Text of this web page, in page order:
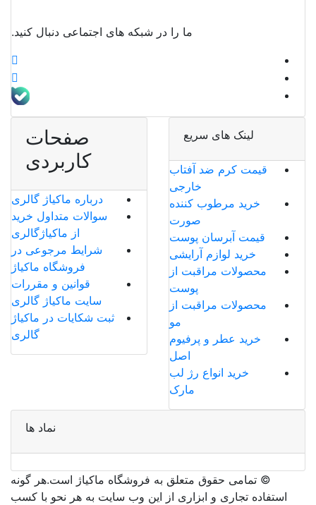
ما را در شبکه های اجتماعی دنبال کنید.
لینک های سریع
قیمت کرم ضد آفتاب
خارجی
خرید مرطوب کننده
صورت
قیمت آبرسان پوست
خرید لوازم آرایشی
محصولات مراقبت از
پوست
محصولات مراقبت از
مو
خرید عطر و پرفیوم
اصل
خرید انواع رژ لب
مارک
صفحات
کاربردی
درباره ماکیاژ گالری
سوالات متداول خرید
از ماکیاژگالری
شرایط مرجوعی در
فروشگاه ماکیاژ
قوانین و مقررات
سایت ماکیاژ گالری
ثبت شکایات در ماکیاژ
گالری
نماد ها
©️ تمامی حقوق متعلق به فروشگاه ماکیاژ است.هر گونه
استفاده تجاری و ابزاری از این وب سایت به هر نحو با کسب